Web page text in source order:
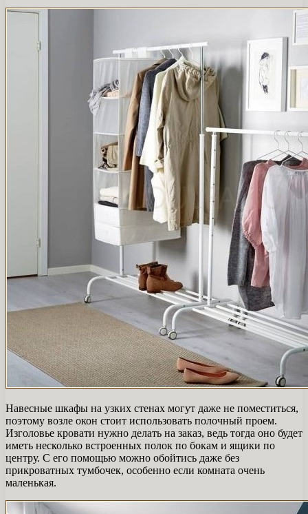
Навесные шкафы на узких стенах могут даже не поместиться,
поэтому возле окон стоит использовать полочный проем.
Изголовье кровати нужно делать на заказ, ведь тогда оно будет
иметь несколько встроенных полок по бокам и ящики по
центру. С его помощью можно обойтись даже без
прикроватных тумбочек, особенно если комната очень
маленькая.